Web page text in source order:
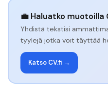
💼 Haluatko muotoilla
Yhdistä tekstisi
tyylejä jotka voit täyttää
Katso CV.fi →